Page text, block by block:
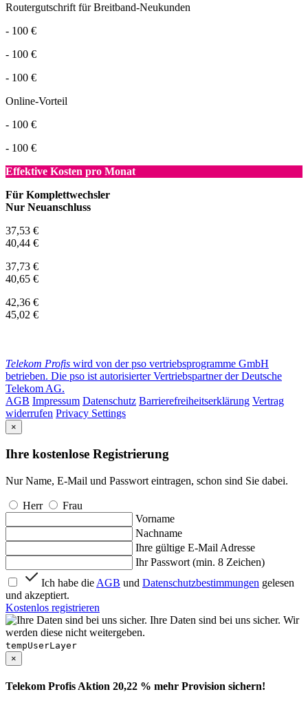
Routergutschrift für Breitband-Neukunden
- 100 €
- 100 €
- 100 €
Online-Vorteil
- 100 €
- 100 €
Effektive Kosten pro Monat
Für Komplettwechsler
Nur Neuanschluss
37,53 €
40,44 €
37,73 €
40,65 €
42,36 €
45,02 €
Telekom Profis wird von der pso vertriebsprogramme GmbH
betrieben. Die pso ist autorisierter Vertriebspartner der Deutsche
Telekom AG.
AGB Impressum Datenschutz Barrierefreiheitserklärung Vertrag
widerrufen Privacy Settings
×
Ihre kostenlose Registrierung
Nur Name, E-Mail und Passwort eintragen, schon sind Sie dabei.
Herr
Frau
Vorname
Nachname
Ihre gültige E-Mail Adresse
Ihr Passwort (min. 8 Zeichen)
Ich habe die AGB und Datenschutzbestimmungen gelesen
und akzeptiert.
Kostenlos registrieren
Ihre Daten sind bei uns sicher. Wir
werden diese nicht weitergeben.
tempUserLayer
×
Telekom Profis Aktion 20,22 % mehr Provision sichern!